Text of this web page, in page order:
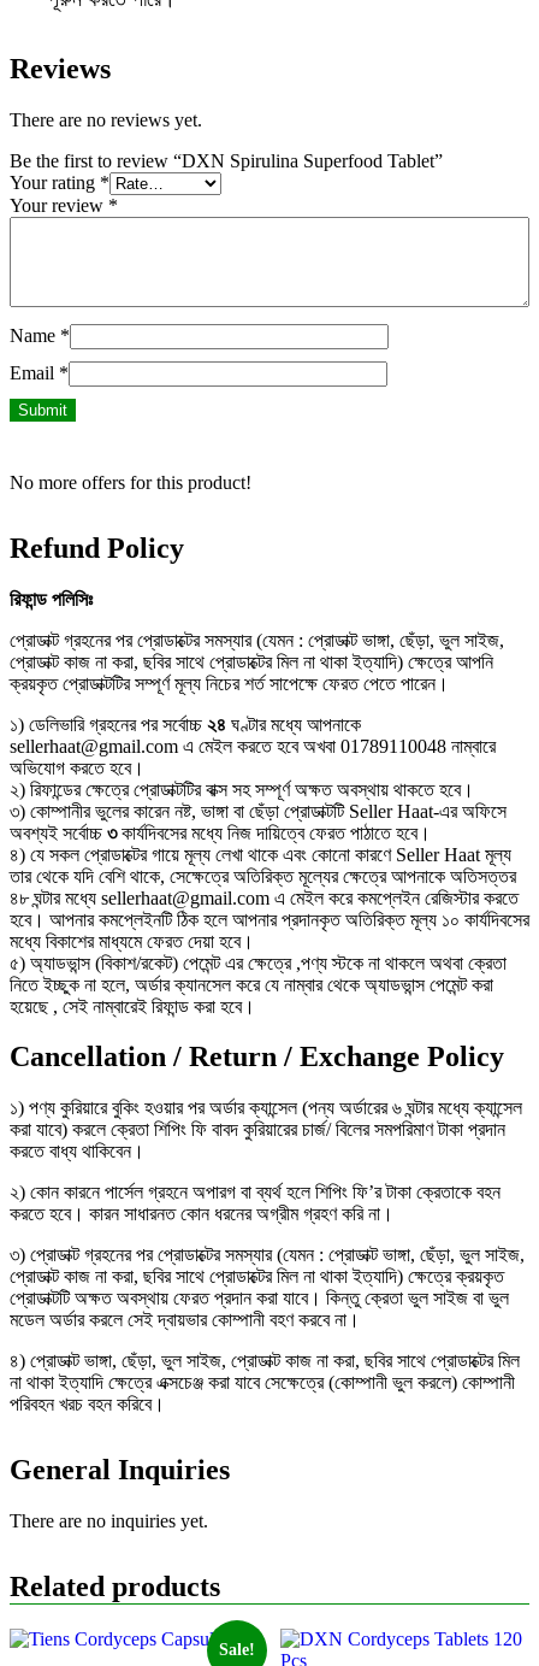
Reviews
There are no reviews yet.
Be the first to review “DXN Spirulina Superfood Tablet”
Your rating *
Your review *
Name *
Email *
No more offers for this product!
Refund Policy
রিফান্ড পলিসিঃ
প্রোডাক্ট গ্রহনের পর প্রোডাক্টের সমস্যার (যেমন : প্রোডাক্ট ভাঙ্গা, ছেঁড়া, ভুল সাইজ,
প্রোডাক্ট কাজ না করা, ছবির সাথে প্রোডাক্টের মিল না থাকা ইত্যাদি) ক্ষেত্রে আপনি
ক্রয়কৃত প্রোডাক্টটির সম্পূর্ণ মূল্য নিচের শর্ত সাপেক্ষে ফেরত পেতে পারেন।
১) ডেলিভারি গ্রহনের পর সর্বোচ্চ ২৪ ঘণ্টার মধ্যে আপনাকে
sellerhaat@gmail.com এ মেইল করতে হবে অখবা 01789110048 নাম্বারে
অভিযোগ করতে হবে।
২) রিফান্ডের ক্ষেত্রে প্রোডাক্টটির বাক্স সহ সম্পূর্ণ অক্ষত অবস্থায় থাকতে হবে।
৩) কোম্পানীর ভুলের কারেন নষ্ট, ভাঙ্গা বা ছেঁড়া প্রোডাক্টটি Seller Haat-এর অফিসে
অবশ্যই সর্বোচ্চ ৩কার্যদিবসের মধ্যে নিজ দায়িত্বে ফেরত পাঠাতে হবে।
৪) যে সকল প্রোডাক্টের গায়ে মূল্য লেখা থাকে এবং কোনো কারণে Seller Haat মূল্য
তার থেকে যদি বেশি থাকে, সেক্ষেত্রে অতিরিক্ত মূল্যের ক্ষেত্রে আপনাকে অতিসত্তর
৪৮ ঘন্টার মধ্যে sellerhaat@gmail.com এ মেইল করে কমপ্লেইন রেজিস্টার করতে
হবে। আপনার কমপ্লেইনটি ঠিক হলে আপনার প্রদানকৃত অতিরিক্ত মূল্য ১০ কার্যদিবসের
মধ্যে বিকাশের মাধ্যমে ফেরত দেয়া হবে।
৫) অ্যাডভান্স (বিকাশ/রকেট) পেমেন্ট এর ক্ষেত্রে ,পণ্য স্টকে না থাকলে অথবা ক্রেতা
নিতে ইচ্ছুক না হলে, অর্ডার ক্যানসেল করে যে নাম্বার থেকে অ্যাডভান্স পেমেন্ট করা
হয়েছে , সেই নাম্বারেই রিফান্ড করা হবে।
Cancellation / Return / Exchange Policy
১) পণ্য কুরিয়ারে বুকিং হওয়ার পর অর্ডার ক্যান্সেল (পন্য অর্ডারের ৬ ঘন্টার মধ্যে ক্যান্সেল
করা যাবে) করলে ক্রেতা শিপিং ফি বাবদ কুরিয়ারের চার্জ/ বিলের সমপরিমাণ টাকা প্রদান
করতে বাধ্য থাকিবেন।
২) কোন কারনে পার্সেল গ্রহনে অপারগ বা ব্যর্থ হলে শিপিং ফি’র টাকা ক্রেতাকে বহন
করতে হবে। কারন সাধারনত কোন ধরনের অগ্রীম গ্রহণ করি না।
৩) প্রোডাক্ট গ্রহনের পর প্রোডাক্টের সমস্যার (যেমন : প্রোডাক্ট ভাঙ্গা, ছেঁড়া, ভুল সাইজ,
প্রোডাক্ট কাজ না করা, ছবির সাথে প্রোডাক্টের মিল না থাকা ইত্যাদি) ক্ষেত্রে ক্রয়কৃত
প্রোডাক্টটি অক্ষত অবস্থায় ফেরত প্রদান করা যাবে। কিন্তু ক্রেতা ভুল সাইজ বা ভুল
মডেল অর্ডার করলে সেই দ্বায়ভার কোম্পানী বহণ করবে না।
৪) প্রোডাক্ট ভাঙ্গা, ছেঁড়া, ভুল সাইজ, প্রোডাক্ট কাজ না করা, ছবির সাথে প্রোডাক্টের মিল
না থাকা ইত্যাদি ক্ষেত্রে এক্সচেঞ্জ করা যাবে সেক্ষেত্রে (কোম্পানী ভুল করলে) কোম্পানী
পরিবহন খরচ বহন করিবে।
General Inquiries
There are no inquiries yet.
Related products
Sale!